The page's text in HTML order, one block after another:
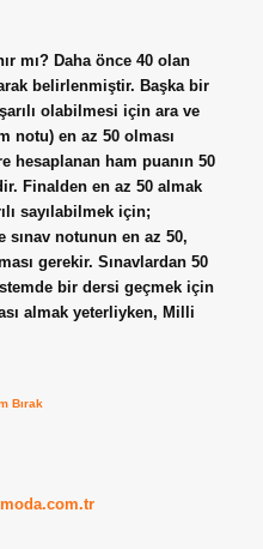
mı? Daha önce 40 olan
belirlenmiştir. Başka bir
olabilmesi için ara ve
notu) en az 50 olması
hesaplanan ham puanın 50
Finalden en az 50 almak
sayılabilmek için;
sınav notunun en az 50,
gerekir. Sınavlardan 50
bir dersi geçmek için
almak yeterliyken, Milli
Bırak